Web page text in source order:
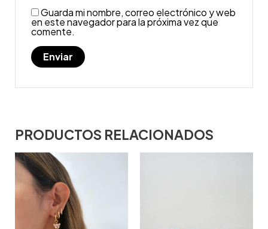
Guarda mi nombre, correo electrónico y web
en este navegador para la próxima vez que
comente.
PRODUCTOS RELACIONADOS